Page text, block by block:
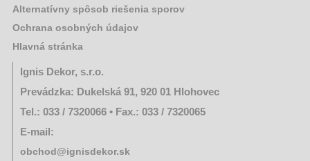
Ďatelina,
Tráva
Rajčiny
Paprika
semeno,
Alternatívny spôsob riešenia sporov
Ochrana osobných údajov
Hlavná stránka
Ignis Dekor, s.r.o.
Prevádzka: Dukelská 91, 920 01 Hlohovec
Tel.: 033 / 7320066 • Fax.: 033 / 7320065
E-mail:
obchod@ignisdekor.sk